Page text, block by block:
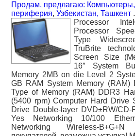
Продам, предлагаю:
периферия, Узбекистан, Ташкент
Processor
Processor
Type
TruBrite
Screen Size
16″ System
Memory 2MB on die Level 2
GB RAM System Memory (RAM)
Type of Memory (RAM) DDR3
(5400 rpm) Computer Hard Drive
Drive Double-layer DVD±RW/
Yes Networking 10/100
Networking Wireless-